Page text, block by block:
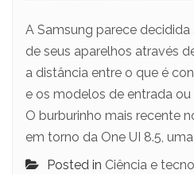
A Samsung parece
de seus aparelhos através
a distância entre o que é
e os modelos de entrada
O burburinho mais recente
em torno da One UI 8.5, uma
Posted in Ciência e